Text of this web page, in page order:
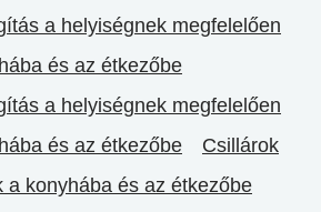
a helyiségnek megfelelően
és az étkezőbe
a helyiségnek megfelelően
és az étkezőbe
Csillárok
a konyhába és az étkezőbe